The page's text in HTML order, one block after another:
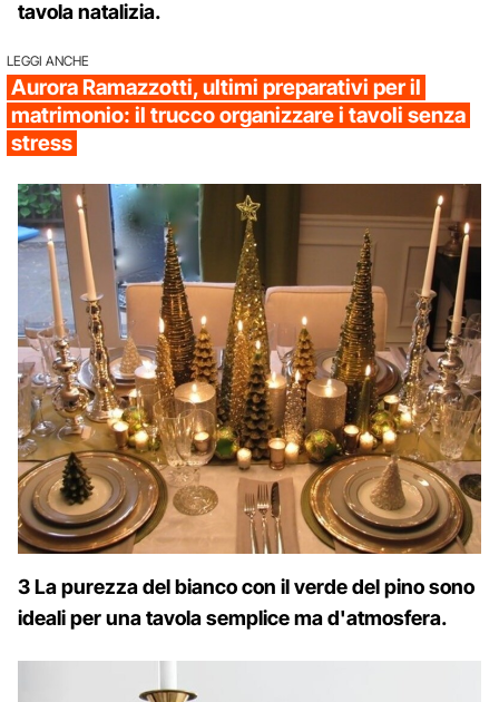
tavola natalizia.
LEGGI ANCHE
Aurora Ramazzotti, ultimi preparativi per il
matrimonio: il trucco organizzare i tavoli senza
stress
3 La purezza del bianco con il verde del pino sono
ideali per una tavola semplice ma d'atmosfera.